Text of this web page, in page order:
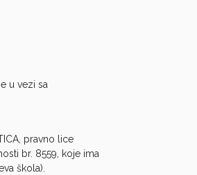
u vezi sa
pravno lice
br. 8559, koje ima
škola).